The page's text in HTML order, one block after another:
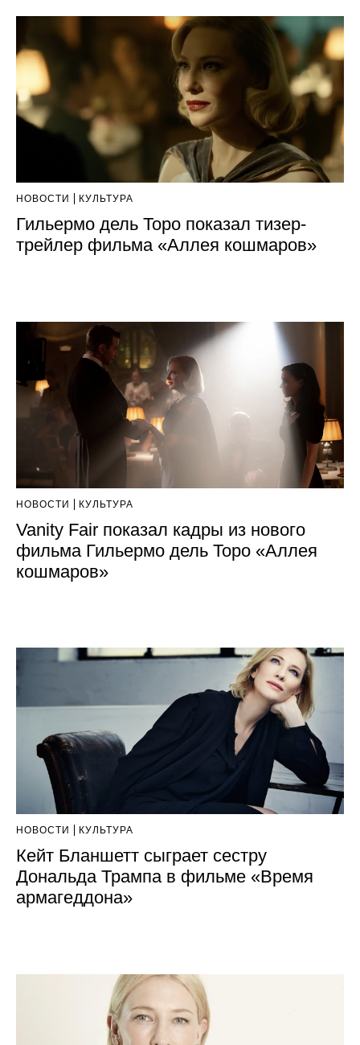
НОВОСТИ КУЛЬТУРА
Гильермо дель Торо показал тизер-
трейлер фильма «Аллея кошмаров»
НОВОСТИ КУЛЬТУРА
Vanity Fair показал кадры из нового
фильма Гильермо дель Торо «Аллея
кошмаров»
НОВОСТИ КУЛЬТУРА
Кейт Бланшетт сыграет сестру
Дональда Трампа в фильме «Время
армагеддона»